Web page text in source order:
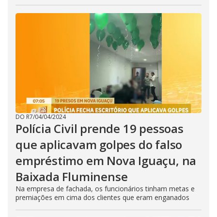
DO R7/04/04/2024
Polícia Civil prende 19 pessoas
que aplicavam golpes do falso
empréstimo em Nova Iguaçu, na
Baixada Fluminense
Na empresa de fachada, os funcionários tinham metas e
premiações em cima dos clientes que eram enganados